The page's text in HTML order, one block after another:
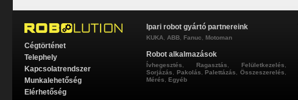
Cégtörténet
Telephely
Kapcsolatrendszer
Munkalehetőség
Elérhetőség
Ipari robot gyártó partnereink
KUKA ABB Fanuc Motoman
Robot alkalmazások
Ívhegesztés Ragasztás Felületkezelés
Sorjázás
Pakolás ,Palettázás ,Összeszerelés
Mérés
Egyéb